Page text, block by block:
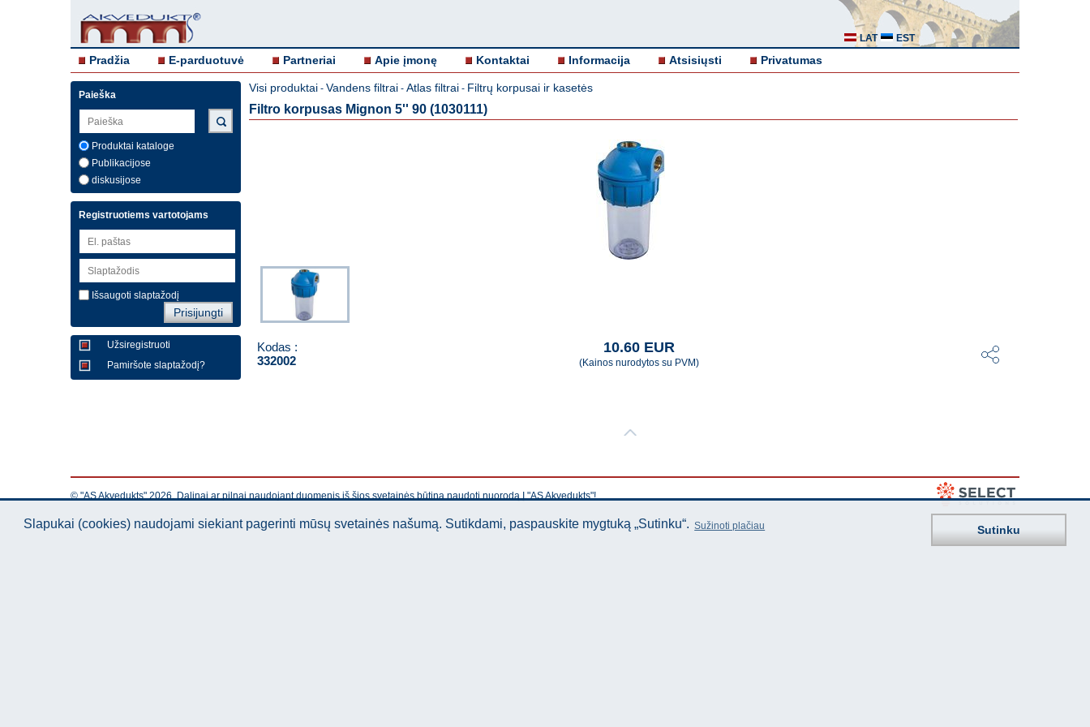
LAT EST
Pradžia E-parduotuvė Partneriai Apie įmonę Kontaktai Informacija Atsisiųsti Privatumas
Paieška
Produktai kataloge
Publikacijose
diskusijose
Registruotiems vartotojams
Išsaugoti slaptažodį
Užsiregistruoti
Pamiršote slaptažodį?
Visi produktai - Vandens filtrai - Atlas filtrai - Filtrų korpusai ir kasetės
Filtro korpusas Mignon 5'' 90 (1030111)
Kodas :
332002
10.60 EUR
(Kainos nurodytos su PVM)
© "AS Akvedukts" 2026. Dalinai ar pilnai naudojant duomenis iš šios svetainės būtina naudoti nuorodą Į "AS Akvedukts"!
Slapukai (cookies) naudojami siekiant pagerinti mūsų svetainės našumą. Sutikdami, paspauskite mygtuką „Sutinku“. Sužinoti plačiau Sutinku